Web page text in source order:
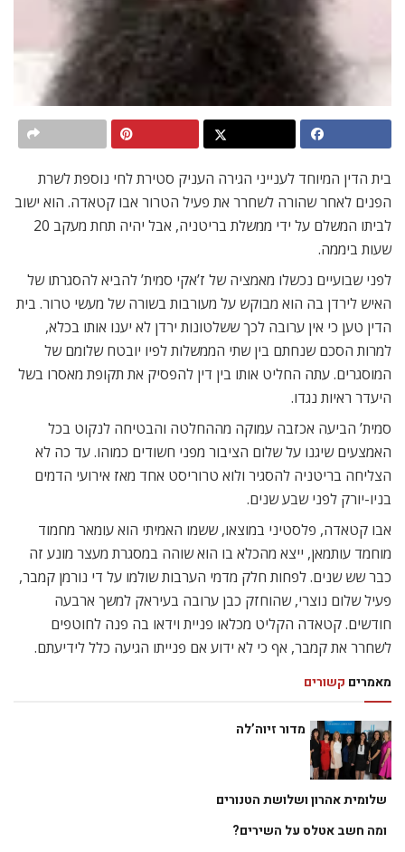
בית הדין המיוחד לענייני הגירה העניק סטירת לחי נוספת לשרת
הפנים לאחר שהורה לשחרר את פעיל הטרור אבו קטאדה. הוא ישוב
לביתו המשלם על ידי ממשלת בריטניה, אבל יהיה תחת מעקב 20
שעות ביממה.
לפני שבועיים נכשלו מאמציה של ז’אקי סמית’ להביא להסגרתו של
האיש לירדן בה הוא מבוקש על מעורבות בשורה של מעשי טרור. בית
הדין טען כי אין ערובה לכך ששלטונות ירדן לא יענו אותו בכלא,
למרות הסכם שנחתם בין שתי הממשלות לפיו יובטח שלומם של
המוסגרים. עתה החליט אותו בין דין להפסיק את תקופת מאסרו בשל
היעדר ראיות נגדו.
סמית’ הביעה אכזבה עמוקה מההחלטה והבטיחה לנקוט בכל
האמצעים שיגנו על שלום הציבור מפני חשודים כמוהו. עד כה לא
הצליחה בריטניה להסגיר ולוא טרוריסט אחד מאז אירועי הדמים
בניו-יורק לפני שבע שנים.
אבו קטאדה, פלסטיני במוצאו, ששמו האמיתי הוא עומאר מחמוד
מוחמד עותמאן, ייצא מהכלא בו הוא שוהה במסגרת מעצר מונע זה
כבר שש שנים. לפחות חלק מדמי הערבות שולמו על די נורמן קמבר,
פעיל שלום נוצרי, שהוחזק כבן ערובה בעיראק למשך ארבעה
חודשים. קטאדה הקליט מכלאו פניית וידאו בה פנה לחוטפים
לשחרר את קמבר, אף כי לא ידוע אם פנייתו הגיעה כלל לידיעתם.
מאמרים קשורים
מדור זיוה’לה
שלומית אהרון ושלושת הטנורים
ומה חשב אטלס על השירים?